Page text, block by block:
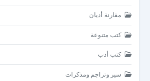
مقارنة أديان
كتب متنوعة
كتب أدب
سير وتراجم ومذكرات